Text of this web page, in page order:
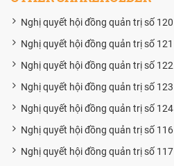
Nghị quyết hội đồng quản trị số 120
Nghị quyết hội đồng quản trị số 121
Nghị quyết hội đồng quản trị số 122
Nghị quyết hội đồng quản trị số 123
Nghị quyết hội đồng quản trị số 124
Nghị quyết hội đồng quản trị số 116
Nghị quyết hội đồng quản trị số 117